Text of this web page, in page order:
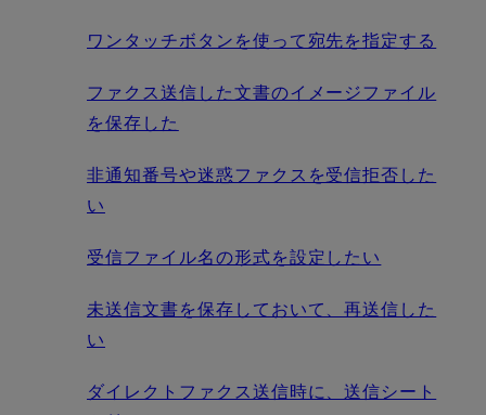
ワンタッチボタンを使って宛先を指定する
ファクス送信した文書のイメージファイル
を保存した
非通知番号や迷惑ファクスを受信拒否した
い
受信ファイル名の形式を設定したい
未送信文書を保存しておいて、再送信した
い
ダイレクトファクス送信時に、送信シート